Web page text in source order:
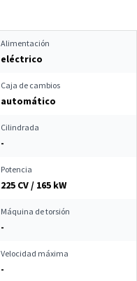
Alimentación
eléctrico
Caja de cambios
automático
Cilindrada
-
Potencia
225 CV / 165 kW
Máquina de torsión
-
Velocidad máxima
-